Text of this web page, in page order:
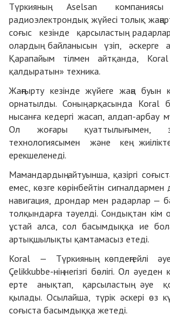
Түркияның Aselsan
радиоэлектрондық жүйесі толық
соғыс кезінде қарсыластың
олардың байланысын үзіп, әскерге
Қарапайым тілмен айтқанда,
қалдыратын» техника.
Жаңғырту кезінде жүйеге жаңа буын
орнатылды. Соның арқасында Koral
нысанға кедергі жасап, алдап-арбау
Ол жоғары қуаттылығымен,
технологиясымен және кең
ерекшеленеді.
Мамандардың айтуынша, қазіргі
емес, көзге көрінбейтін
навигация, дрондар мен радарлар —
толқындарға тәуелді. Сондықтан кім
ұстай алса, сол басымдыққа ие
артықшылықты қамтамасыз етеді.
Koral — Түркияның көпдеңгейлі
Çelikkubbe-нің негізгі бөлігі. Ол әуеден
ерте анықтап, қарсыластың әуе
қылады. Осылайша, түрік әскері өз
соғыста басымдыққа жетеді.